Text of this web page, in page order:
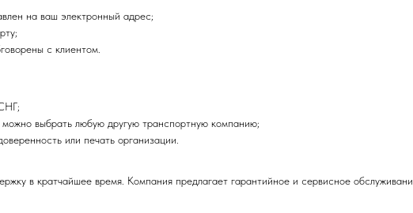
на ваш электронный адрес;
с клиентом.
выбрать любую другую транспортную компанию;
или печать организации.
в кратчайшее время. Компания предлагает гарантийное и сервисное